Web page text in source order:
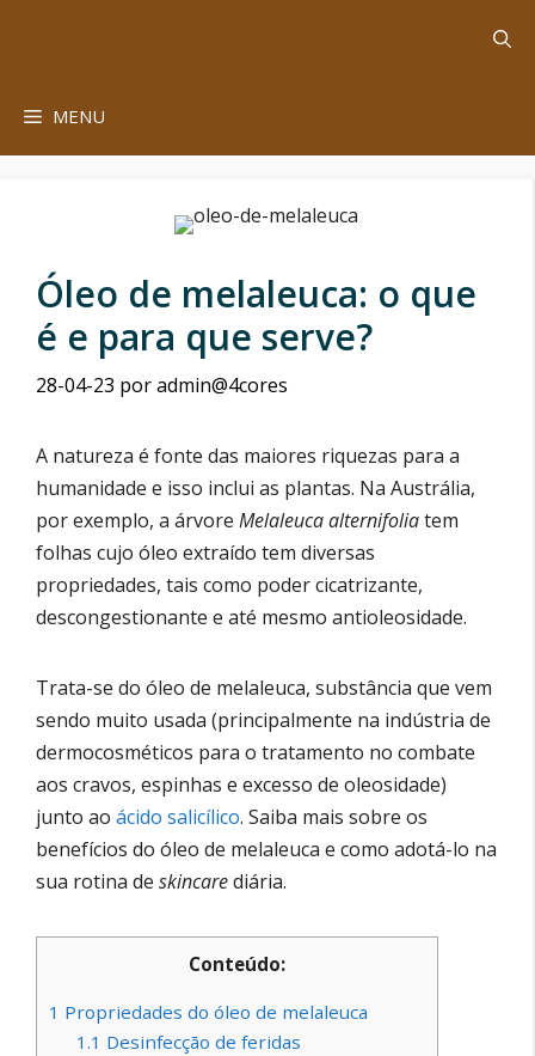
conteúdo
MENU
Óleo de melaleuca: o que
é e para que serve?
28-04-23 poradmin@4cores
A natureza é fonte das maiores riquezas para a
humanidade e isso inclui as plantas. Na Austrália,
por exemplo, a árvore Melaleuca alternifoliatem
folhas cujo óleo extraído tem diversas
propriedades, tais como poder cicatrizante,
descongestionante e até mesmo antioleosidade.
Trata-se do óleo de melaleuca, substância que vem
sendo muito usada (principalmente na indústria de
dermocosméticos para o tratamento no combate
aos cravos, espinhas e excesso de oleosidade)
junto ao ácido salicílico. Saiba mais sobre os
benefícios do óleo de melaleuca e como adotá-lo na
sua rotina de skincarediária.
Conteúdo:
1 Propriedades do óleo de melaleuca
1.1 Desinfecção de feridas